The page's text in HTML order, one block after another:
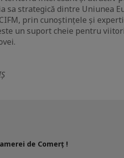
sa strategică dintre Uniunea
prin cunoștințele și
un suport cheie pentru
de Comerț !